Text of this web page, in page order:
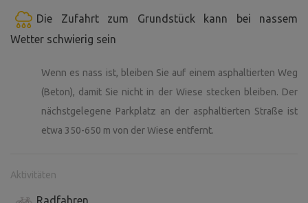
Die Zufahrt zum Grundstück kann bei nassem
Wetter schwierig sein
Wenn es nass ist, bleiben Sie auf einem asphaltierten Weg
(Beton), damit Sie nicht in der Wiese stecken bleiben. Der
nächstgelegene Parkplatz an der asphaltierten Straße ist
etwa 350-650 m von der Wiese entfernt.
Aktivitäten
Radfahren